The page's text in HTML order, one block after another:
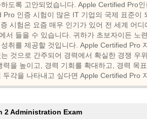
도록 고안되었습니다. Apple Certified Pro
Pro 인증 시험이 많은 IT 기업의 국제 표준이
시험은 요즘 매우 인기가 있어 전 세계 어
서 들을 수 있습니다. 귀하가 초보자이든 노
취를 제공할 것입니다. Apple Certified Pro
것으로 간주되어 경력에서 확실한 경쟁 우
력을 높이고, 경력 기회를 확대하고, 경력 목
두각을 나타내고 싶다면 Apple Certified Pro
2 Administration Exam